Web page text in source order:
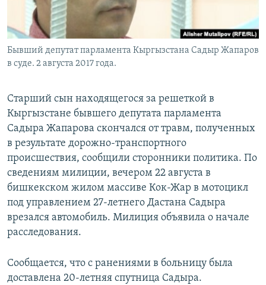
Бывший депутат парламента Кыргызстана Садыр Жапаров
в суде. 2 августа 2017 года.
Старший сын находящегося за решеткой в
Кыргызстане бывшего депутата парламента
Садыра Жапарова скончался от травм, полученных
в результате дорожно-транспортного
происшествия, сообщили сторонники политика. По
сведениям милиции, вечером 22 августа в
бишкекском жилом массиве Кок-Жар в мотоцикл
под управлением 27-летнего Дастана Садыра
врезался автомобиль. Милиция объявила о начале
расследования.
Сообщается, что с ранениями в больницу была
доставлена 20-летняя спутница Садыра.